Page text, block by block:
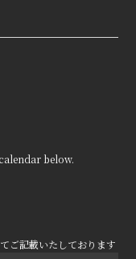
below.
ご記載いたしております